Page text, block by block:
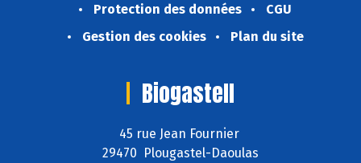
Protection des données
CGU
Gestion des cookies
Plan du site
Biogastell
45 rue Jean Fournier
29470 Plougastel-Daoulas